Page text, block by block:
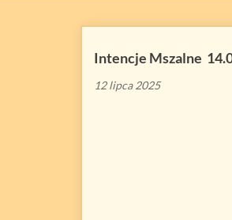
Intencje Mszalne
12 lipca 2025